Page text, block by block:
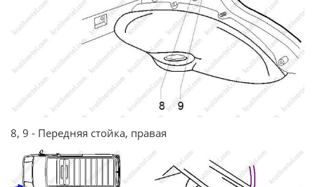
8, 9 - Передняя стойка, правая